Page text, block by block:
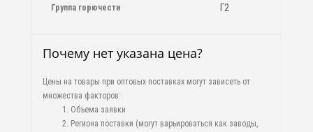
Группа горючести Г2
Почему нет указана цена?
Цены на товары при оптовых поставках могут зависеть от
множества факторов:
Объема заявки
Региона поставки (могут варьироваться как заводы,